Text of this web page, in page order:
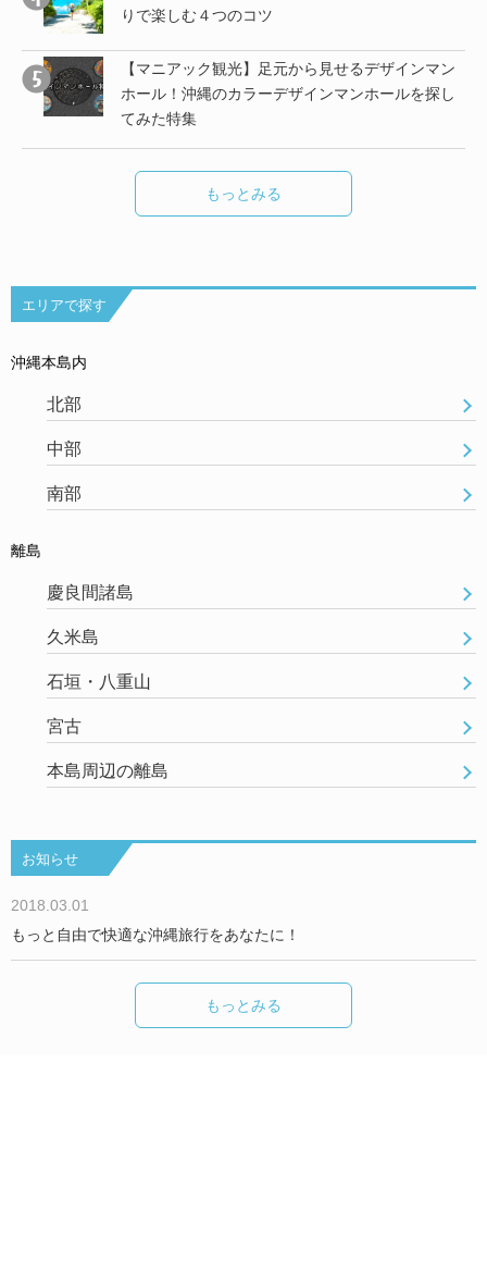
りで楽しむ４つのコツ
【マニアック観光】足元から見せるデザインマン
ホール！沖縄のカラーデザインマンホールを探し
てみた特集
もっとみる
エリアで探す
沖縄本島内
北部
中部
南部
離島
慶良間諸島
久米島
石垣・八重山
宮古
本島周辺の離島
お知らせ
2018.03.01
もっと自由で快適な沖縄旅行をあなたに！
もっとみる